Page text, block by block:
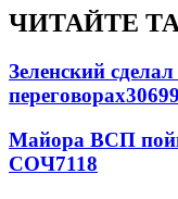
ЧИТАЙТЕ
Зеленский
переговорах30699
Майора ВСП
СОЧ7118